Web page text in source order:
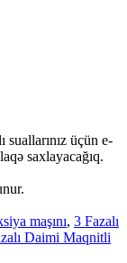
suallarınız üçün e-
saxlayacağıq.
maşını, 3 Fazalı
Daimi Maqnitli